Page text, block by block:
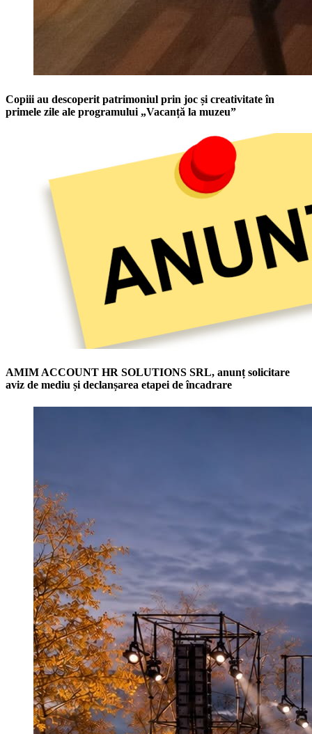
Copiii au descoperit patrimoniul prin joc și creativitate în
primele zile ale programului „Vacanță la muzeu”
AMIM ACCOUNT HR SOLUTIONS SRL, anunț solicitare
aviz de mediu și declanșarea etapei de încadrare